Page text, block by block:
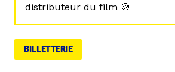
distributeur du film 🍪
BILLETTERIE